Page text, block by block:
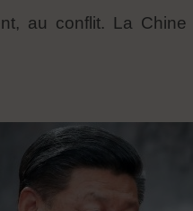
au conflit. La